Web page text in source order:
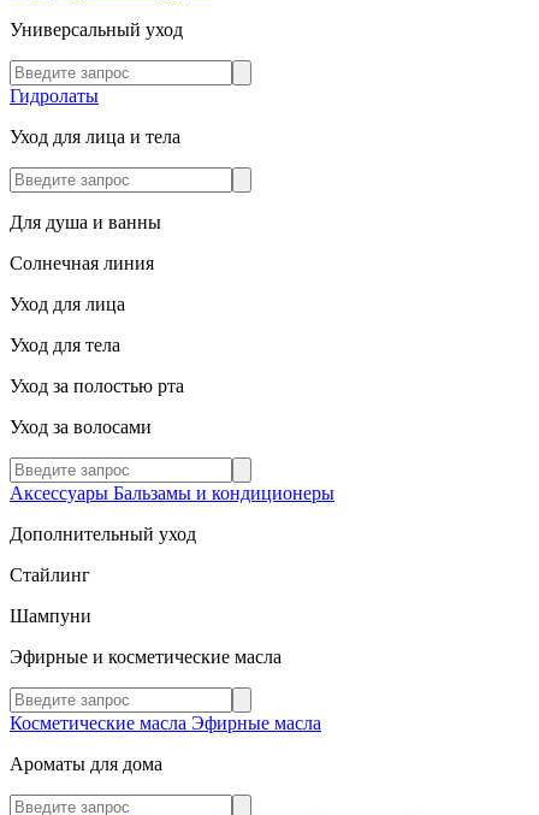
Универсальный уход
Гидролаты
Уход для лица и тела
Для душа и ванны
Солнечная линия
Уход для лица
Уход для тела
Уход за полостью рта
Уход за волосами
Аксессуары Бальзамы и кондиционеры
Дополнительный уход
Стайлинг
Шампуни
Эфирные и косметические масла
Косметические масла Эфирные масла
Ароматы для дома